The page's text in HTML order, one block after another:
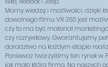
Mamy wiedzę i możliwości, dzięki
dowolnego filmu VR 360 jest
czy to ma być materiał
czy rozrywkowy. Gwarantujemy
doradztwo na każdym etapie
Ponieważ tworzyliśmy ten rynek w
jak mało która firma. Na naszych